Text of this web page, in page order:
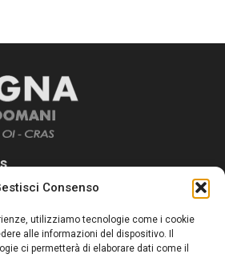
Consenso
utilizziamo tecnologie come i cookie
alle informazioni del dispositivo. Il
ci permetterà di elaborare dati come il
nasce per informare “liberamente” i
Sardegna, con un occhio rivolto al
al nostro futuro